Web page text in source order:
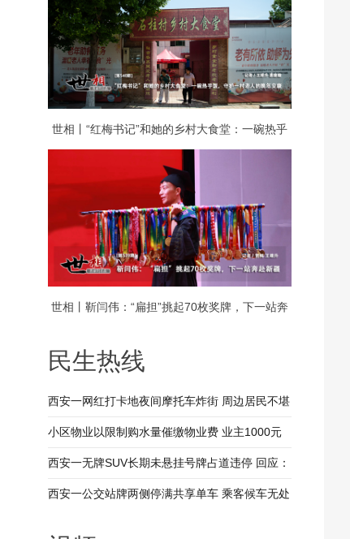
世相丨“红梅书记”和她的乡村大食堂：一碗热乎
饭，守护一村老人的晚年安康
世相丨靳闫伟：“扁担”挑起70枚奖牌，下一站奔
民生热线
西安一网红打卡地夜间摩托车炸街 周边居民不堪
其扰 回应：将持续开展专项整治行动
小区物业以限制购水量催缴物业费 业主1000元
装修押金抵扣物业费 兴平市住建局：已责令物业
整改
西安一无牌SUV长期未悬挂号牌占道违停 回应：
驾驶人被记9分罚款200元
西安一公交站牌两侧停满共享单车 乘客候车无处